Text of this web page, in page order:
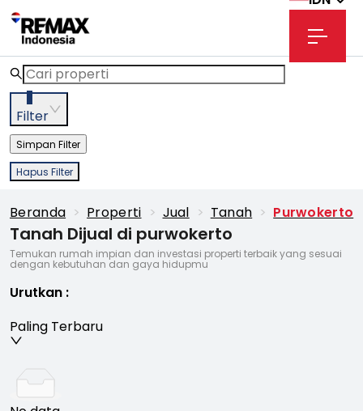
3
Filter
Simpan Filter
Hapus Filter
Beranda > Properti > Jual > Tanah > Purwokerto
Tanah Dijual di purwokerto
Temukan rumah impian dan investasi properti terbaik yang sesuai
dengan kebutuhan dan gaya hidupmu
Urutkan :
Paling Terbaru